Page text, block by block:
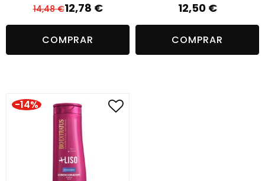
14,48€ O
preço
original
era:
12,78 €
O
preço
atual
é:
COMPRAR
12,50 €
COMPRAR
-14%